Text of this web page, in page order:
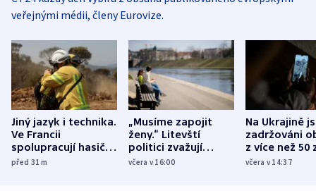
veřejnými médii, členy Eurovize.
Jiný jazyk i technika.
Ve Francii
spolupracují hasiči z
různých zemí
před 31m
„Musíme zapojit
ženy.“ Litevští
politici zvažují
dohodu o
včera v 16:00
Na Ukrajině
zadržováni
z více než 50
Bojovali na
včera v 14:37